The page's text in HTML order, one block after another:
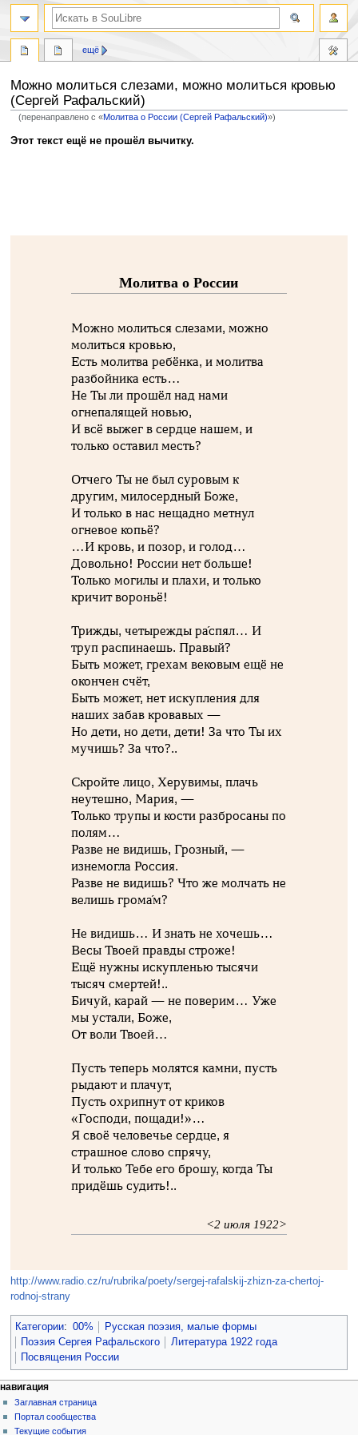
Можно молиться слезами, можно молиться кровью
(Сергей Рафальский)
(перенаправлено с «Молитва о России (Сергей Рафальский)»)
Перейти
Перейти
Этот текст ещё не прошёл вычитку.
Молитва о России
Можно молиться слезами, можно
молиться кровью,
Есть молитва ребёнка, и молитва
разбойника есть…
Не Ты ли прошёл над нами
огнепалящей новью,
И всё выжег в сердце нашем, и
только оставил месть?
Отчего Ты не был суровым к
другим, милосердный Боже,
И только в нас нещадно метнул
огневое копьё?
…И кровь, и позор, и голод…
Довольно! России нет больше!
Только могилы и плахи, и только
кричит вороньё!
Трижды, четырежды ра́спял… И
труп распинаешь. Правый?
Быть может, грехам вековым ещё не
окончен счёт,
Быть может, нет искупления для
наших забав кровавых —
Но дети, но дети, дети! За что Ты их
мучишь? За что?..
Скройте лицо, Херувимы, плачь
неутешно, Мария, —
Только трупы и кости разбросаны по
полям…
Разве не видишь, Грозный, —
изнемогла Россия.
Разве не видишь? Что же молчать не
велишь грома́м?
Не видишь… И знать не хочешь…
Весы Твоей правды строже!
Ещё нужны искупленью тысячи
тысяч смертей!..
Бичуй, карай — не поверим… Уже
мы устали, Боже,
От воли Твоей…
Пусть теперь молятся камни, пусть
рыдают и плачут,
Пусть охрипнут от криков
«Господи, пощади!»…
Я своё человечье сердце, я
страшное слово спрячу,
И только Тебе его брошу, когда Ты
придёшь судить!..
<2 июля 1922>
http://www.radio.cz/ru/rubrika/poety/sergej-rafalskij-zhizn-za-chertoj-
rodnoj-strany
Категории: 00%
Русская поэзия, малые формы
Поэзия Сергея Рафальского
Литература 1922 года
Посвящения России
ещё
навигация
Заглавная страница
Портал сообщества
Текущие события